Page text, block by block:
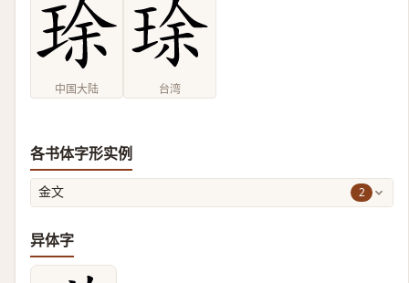
中国大陆 台湾
各书体字形实例
金文 2
异体字